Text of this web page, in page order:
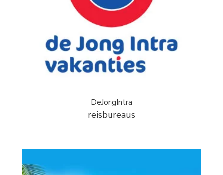
DeJongIntra
reisbureaus